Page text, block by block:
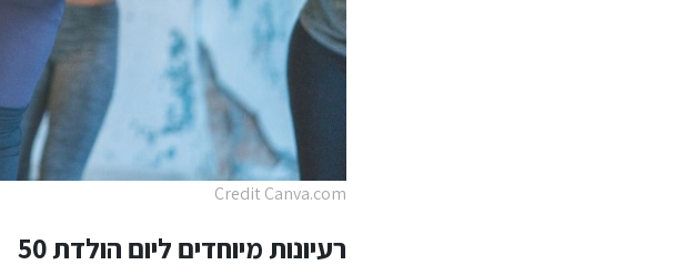
Credit Canva.com
רעיונות מיוחדים ליום הולדת 50